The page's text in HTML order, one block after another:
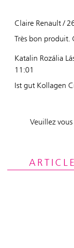
Claire Renault /
Très bon produit.
Katalin Rozália
11:01
Ist gut Kollagen
Veuillez